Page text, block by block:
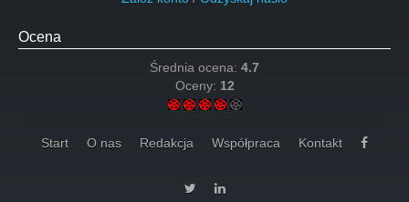
Ocena
Średnia ocena: 4.7
Oceny: 12
Start O nas Redakcja Współpraca Kontakt